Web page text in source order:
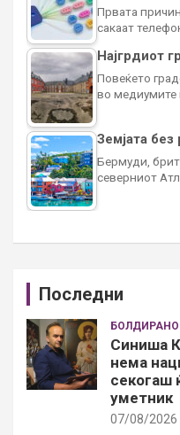
Првата
сакаат
Најгрдиот
Повеќето
во медиумите
Земјата без
Бермуди,
северниот
Последни
БОЛДИРАНО
Синиша
нема
секогаш
уметник
07/08/2026